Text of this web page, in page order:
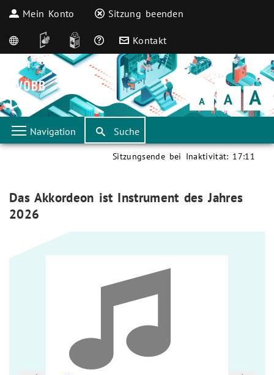
Mein Konto Sitzung beenden
English DGS Leichte Sprache
Häufige Fragen
Kontakt
Schrift
klein Schrift
normal Schrift
groß
Navigation Suche
Sitzungsende bei Inaktivität: 17:11
Das Akkordeon ist Instrument des Jahres
2026